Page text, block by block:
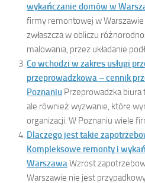
wykańczanie domów w
firmy remontowej w
zwłaszcza w obliczu
malowania, przez układanie
Co wchodzi w zakres usługi
przeprowadzkowa – cennik
Poznaniu Przeprowadzka biura
ale również wyzwanie, które
organizacji. W Poznaniu wiele
Dlaczego jest takie
Kompleksowe remonty i
WarszawaWzrost
Warszawie nie jest